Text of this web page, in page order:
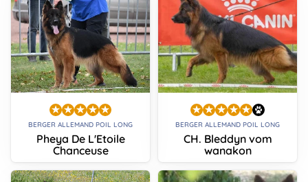
BERGER ALLEMAND POIL LONG
Pheya De L'Etoile
Chanceuse
BERGER ALLEMAND POIL LONG
CH. Bleddyn vom
wanakon